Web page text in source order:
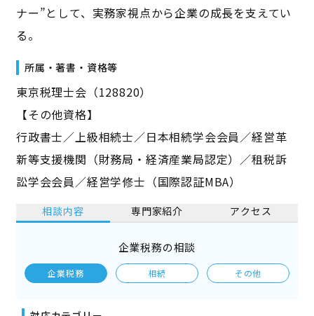
ナー”として、実務家視点から企業の成長を支えてい
る。
所属・著書・資格等
東京税理士会（128820）
【その他資格】
行政書士／上級相続士／日本相続学会会員／経営革
新等支援機関（財務局・経済産業局認定）／租税訴
訟学会会員／経営学修士（国際認証MBA）
相談内容 専門家紹介 アクセス
企業税務の相談
企業税務 相続 その他